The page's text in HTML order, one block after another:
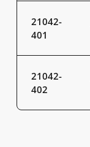
21042-
401
21042-
402